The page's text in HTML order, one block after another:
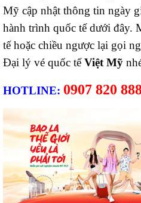
Mỹ cập nhật thông tin ngày
hành trình quốc tế dưới đây.
tế hoặc chiều ngược lại gọi
Đại lý vé quốc tếViệt Mỹ
HOTLINE: 0907 820